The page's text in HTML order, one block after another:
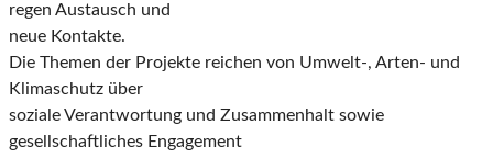
regen Austausch und
neue Kontakte.
Die Themen der Projekte reichen von Umwelt-, Arten- und
Klimaschutz über
soziale Verantwortung und Zusammenhalt sowie
gesellschaftliches Engagement